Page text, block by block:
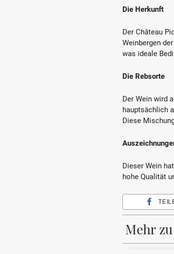
Die Herkunft
Der Château
Weinbergen
was ideale
Die Rebsorte
Der Wein wird
hauptsächlich
Diese
Dieser Wein
hohe Qualität
Mehr